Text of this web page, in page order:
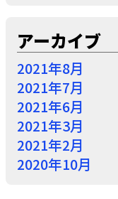
アーカイブ
2021年8月
2021年7月
2021年6月
2021年3月
2021年2月
2020年10月